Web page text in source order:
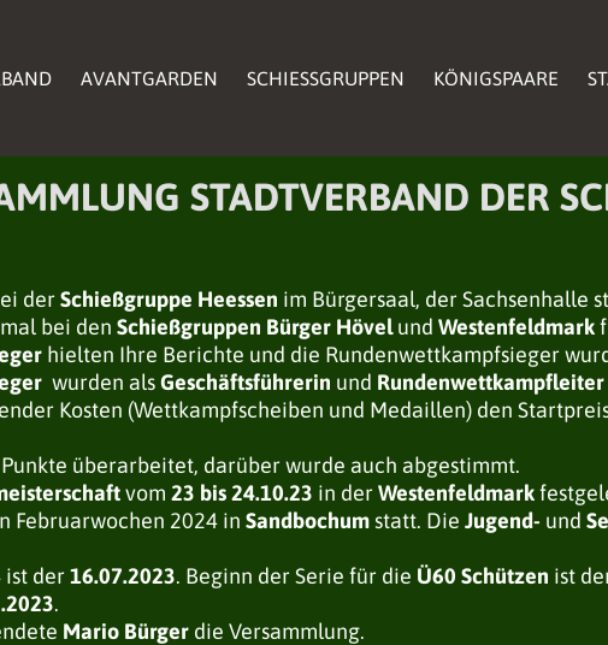
AVANTGARDEN SCHIESSGRUPPEN KÖNIGSPAARE
AVANTGARDEN SCHIESSGRUPPEN KÖNIGSPAARE
AVANTGARDEN SCHIESSGRUPPEN KÖNIGSPAARE
STADTVERBAND DER
derSchießgruppe Heessen im Bürgersaal, der Sachsenhalle
bei den Schießgruppen Bürger Hövelund Westenfeldmark
hielten Ihre Berichte und die Rundenwettkampfsieger
wurden alsGeschäftsführerin und Rundenwettkampfleiter
Kosten (Wettkampfscheiben und Medaillen) den
überarbeitet, darüber wurde auch abgestimmt.
vom 23 bis 24.10.23 in derWestenfeldmark
Februarwochen 2024 in Sandbochumstatt. Die Jugend- und
ist der16.07.2023. Beginn der Serie für die Ü60 Schützen ist
.
Mario Bürger die Versammlung.